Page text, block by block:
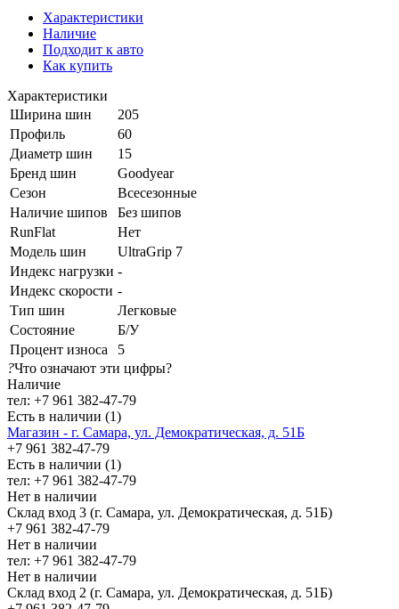
Характеристики
Наличие
Подходит к авто
Как купить
Характеристики
Ширина шин
205
Профиль
60
Диаметр шин
15
Бренд шин
Goodyear
Сезон
Всесезонные
Наличие шипов
Без шипов
RunFlat
Нет
Модель шин
UltraGrip 7
Индекс нагрузки -
Индекс скорости -
Тип шин
Легковые
Состояние
Б/У
Процент износа
5
?Что означают эти цифры?
Наличие
тел: +7 961 382-47-79
Есть в наличии (1)
Магазин - г. Самара, ул. Демократическая, д. 51Б
+7 961 382-47-79
Есть в наличии (1)
тел: +7 961 382-47-79
Нет в наличии
Склад вход 3 (г. Самара, ул. Демократическая, д. 51Б)
+7 961 382-47-79
Нет в наличии
тел: +7 961 382-47-79
Нет в наличии
Склад вход 2 (г. Самара, ул. Демократическая, д. 51Б)